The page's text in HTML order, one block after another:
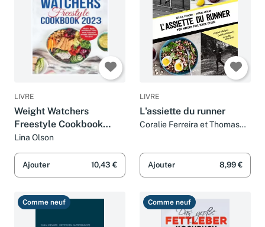
LIVRE
Weight Watchers
Freestyle Cookbook
2024: 365 Days of
Delicious, Simple &
Tasty WW freestyle
Recipes for Weight Loss
Lina Olson
Ajouter 10,43 €
LIVRE
L'assiette du runner
Coralie Ferreira et Thomas
Ajouter 8,99 €
Comme neuf Comme neuf